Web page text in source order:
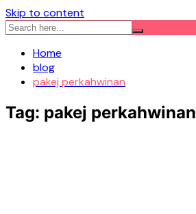
Skip to content
Home
blog
pakej perkahwinan
Tag: pakej perkahwinan